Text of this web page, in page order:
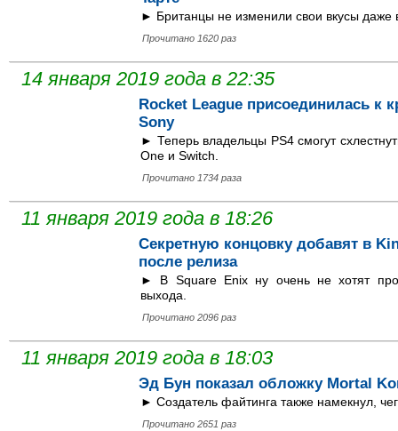
► Британцы не изменили свои вкусы даже
Прочитано 1620 раз
14 января 2019 года в 22:35
Rocket League присоединилась к
Sony
► Теперь владельцы PS4 смогут
One и Switch.
Прочитано 1734 раза
11 января 2019 года в 18:26
Cекретную концовку добавят в
после релиза
► В Square Enix ну очень не хотят
выхода.
Прочитано 2096 раз
11 января 2019 года в 18:03
Эд Бун показал обложку Mortal
► Создатель файтинга также намекнул,
Прочитано 2651 раз